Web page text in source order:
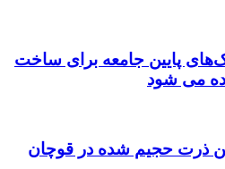
پایین جامعه برای ساخت
می شود
ماهانه ۱۸۰ تن ذرت حجیم شده در قوچان